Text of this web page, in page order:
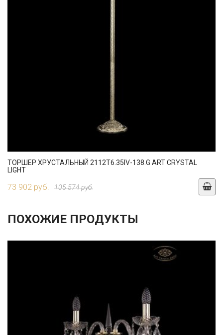
ТОРШЕР ХРУСТАЛЬНЫЙ 2112T6.35IV-138.G ART CRYSTAL
LIGHT
73 902 руб. 105 574 руб.
ПОХОЖИЕ ПРОДУКТЫ